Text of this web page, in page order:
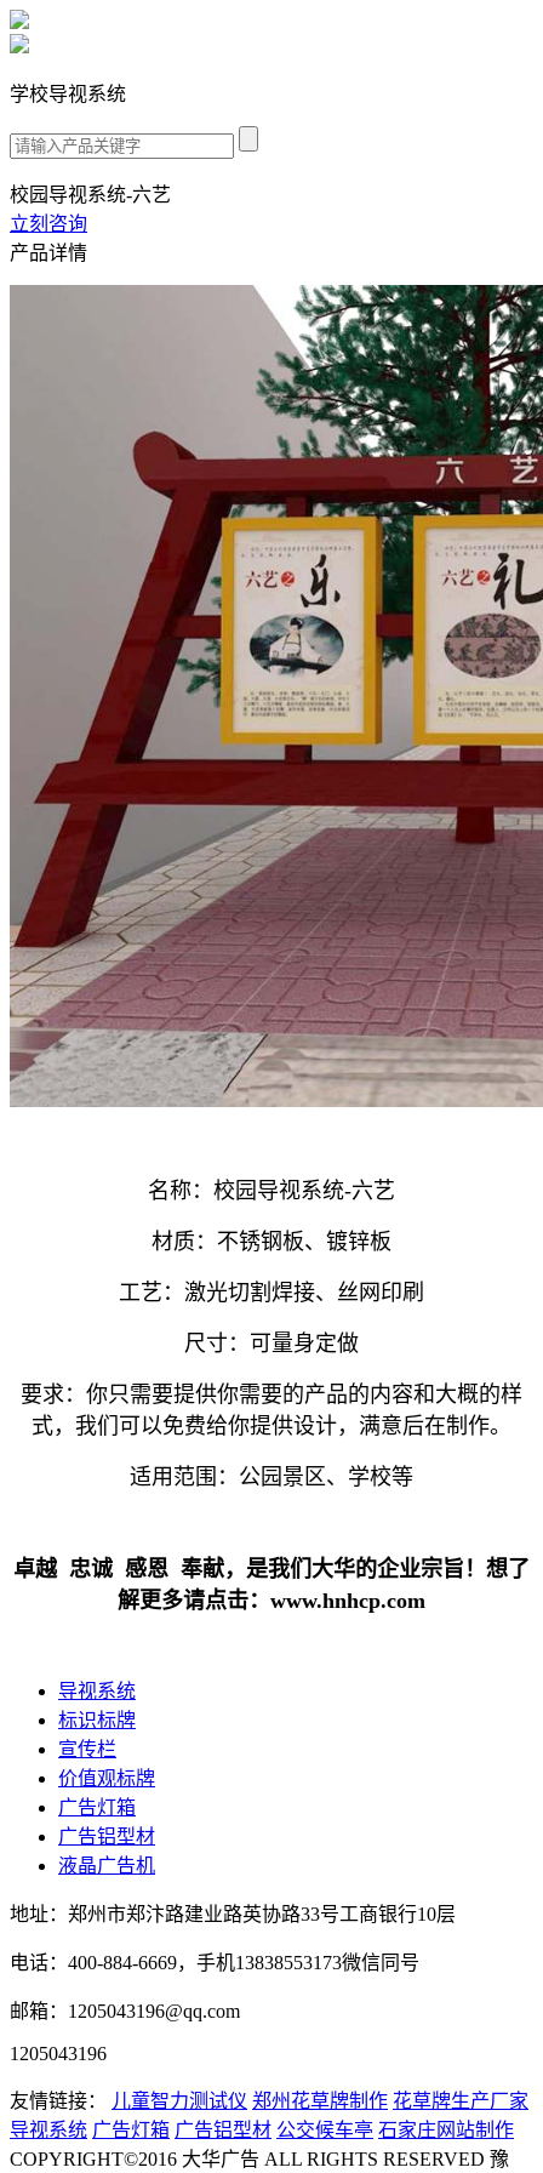
学校导视系统
校园导视系统-六艺
立刻咨询
产品详情
名称：校园导视系统-六艺
材质：不锈钢板、镀锌板
工艺：激光切割焊接、丝网印刷
尺寸：可量身定做
要求：你只需要提供你需要的产品的内容和大概的样
式，我们可以免费给你提供设计，满意后在制作。
适用范围：公园景区、学校等
卓越 忠诚 感恩 奉献，是我们大华的企业宗旨！想了
解更多请点击：www.hnhcp.com
导视系统
标识标牌
宣传栏
价值观标牌
广告灯箱
广告铝型材
液晶广告机
地址：郑州市郑汴路建业路英协路33号工商银行10层
电话：400-884-6669，手机13838553173微信同号
邮箱：1205043196@qq.com
1205043196
友情链接： 儿童智力测试仪 郑州花草牌制作 花草牌生产厂家
导视系统 广告灯箱 广告铝型材 公交候车亭 石家庄网站制作
COPYRIGHT©2016 大华广告 ALL RIGHTS RESERVED 豫